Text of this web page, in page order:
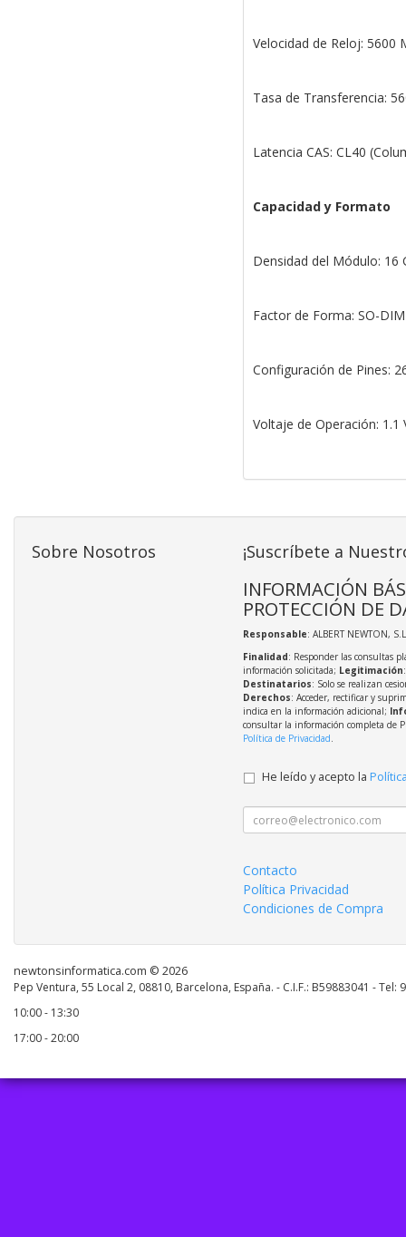
Velocidad de Reloj: 5600
Tasa de Transferencia:
Latencia CAS: CL40
Capacidad y Formato
Densidad del Módulo: 16
Factor de Forma: SO-
Configuración de Pines:
Voltaje de Operación:
Sobre Nosotros ¡Suscríbete a
INFORMACIÓN
PROTECCIÓN DE
Responsable: ALBERT NEWTON,
Finalidad: Responder las consultas
información solicitada; Legitimación
Destinatarios: Solo se realizan
Derechos: Acceder, rectificar y
indica en la información adicional;
consultar la información completa de
Política de Privacidad.
He leído y acepto la
Contacto
Política Privacidad
Condiciones de Compra
newtonsinformatica.com © 2026
Pep Ventura, 55 Local 2, 08810, Barcelona, España. - C.I.F.: B59883041 - Tel:
10:00 - 13:30
17:00 - 20:00